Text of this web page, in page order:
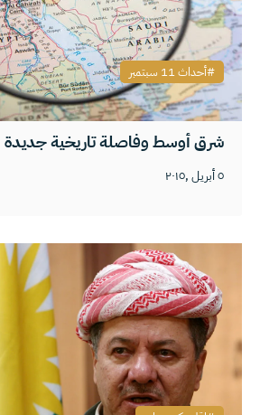
شرق أوسط وفاصلة تاريخية جديدة
٥ أبريل ,٢٠١٥
أحداث 11 سبتمبر